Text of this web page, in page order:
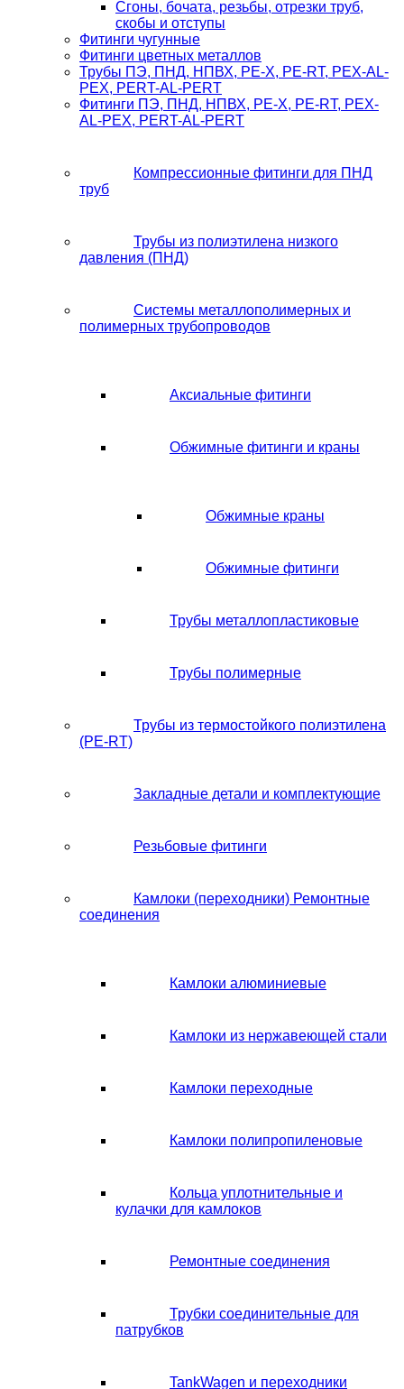
Сгоны, бочата, резьбы, отрезки труб,
скобы и отступы
Фитинги чугунные
Фитинги цветных металлов
Трубы ПЭ, ПНД, НПВХ, PE-X, PE-RT, PEX-AL-
PEX, PERT-AL-PERT
Фитинги ПЭ, ПНД, НПВХ, PE-X, PE-RT, PEX-
AL-PEX, PERT-AL-PERT
Компрессионные фитинги для ПНД
труб
Трубы из полиэтилена низкого
давления (ПНД)
Системы металлополимерных и
полимерных трубопроводов
Аксиальные фитинги
Обжимные фитинги и краны
Обжимные краны
Обжимные фитинги
Трубы металлопластиковые
Трубы полимерные
Трубы из термостойкого полиэтилена
(PE-RT)
Закладные детали и комплектующие
Резьбовые фитинги
Камлоки (переходники) Ремонтные
соединения
Камлоки алюминиевые
Камлоки из нержавеющей стали
Камлоки переходные
Камлоки полипропиленовые
Кольца уплотнительные и
кулачки для камлоков
Ремонтные соединения
Трубки соединительные для
патрубков
TankWagen и переходники